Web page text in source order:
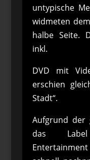
untypische
widmeten
halbe Seite.
inkl.
DVD mit
erschien
Stadt“.
Aufgrund der
das